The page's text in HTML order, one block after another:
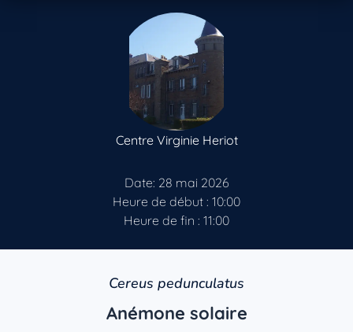
Centre Virginie Heriot
Date: 28 mai 2026
Heure de début : 10:00
Heure de fin : 11:00
Cereus pedunculatus
Anémone solaire